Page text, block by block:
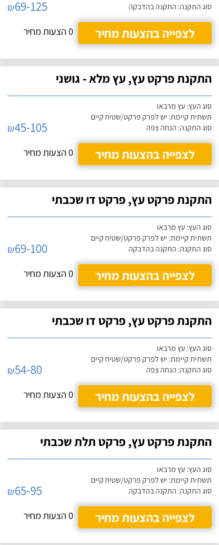
סוג התקנה: התקנה בהדבקה
₪69-125
לצפייה בהצעות מחיר
0 הצעות מחיר
התקנת פרקט עץ, עץ מלא - גושני
סוג העץ: עץ מרבאו
תשתית קיימת: יש לפרק פרקט/שטיח קיים
סוג התקנה: הנחה צפה
₪45-105
לצפייה בהצעות מחיר
0 הצעות מחיר
התקנת פרקט עץ, פרקט דו שכבתי
סוג העץ: עץ מרבאו
תשתית קיימת: יש לפרק פרקט/שטיח קיים
סוג התקנה: התקנה בהדבקה
₪69-100
לצפייה בהצעות מחיר
0 הצעות מחיר
התקנת פרקט עץ, פרקט דו שכבתי
סוג העץ: עץ מרבאו
תשתית קיימת: יש לפרק פרקט/שטיח קיים
סוג התקנה: הנחה צפה
₪54-80
לצפייה בהצעות מחיר
0 הצעות מחיר
התקנת פרקט עץ, פרקט תלת שכבתי
סוג העץ: עץ מרבאו
תשתית קיימת: יש לפרק פרקט/שטיח קיים
סוג התקנה: התקנה בהדבקה
₪65-95
לצפייה בהצעות מחיר
0 הצעות מחיר